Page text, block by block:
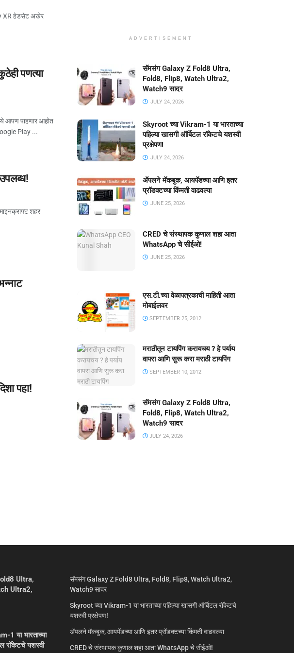
XR हेडसेट अखेर
पणत्या
आपण पाहणार आहोत
Play ...
शहर
पहा!
ADVERTISEMENT
सॅमसंग Galaxy Z Fold8 Ultra,
Fold8, Flip8, Watch Ultra2,
Watch9 सादर
JULY 24, 2026
Skyroot च्या Vikram-1 या भारताच्या
पहिल्या खासगी ऑर्बिटल रॉकेटचे यशस्वी
प्रक्षेपण!
JULY 24, 2026
ॲपलने मॅकबुक, आयपॅडच्या आणि इतर
प्रॉडक्टच्या किंमती वाढवल्या
JUNE 25, 2026
CRED चे संस्थापक कुणाल शहा आता
WhatsApp चे सीईओ!
JUNE 25, 2026
एस.टी.च्या वेळापत्रकाची माहिती आता
मोबाईलवर
SEPTEMBER 25, 2012
मराठीतून टायपिंग करायचय ? हे पर्याय
वापरा आणि सुरू करा मराठी टायपिंग
SEPTEMBER 10, 2012
सॅमसंग Galaxy Z Fold8 Ultra,
Fold8, Flip8, Watch Ultra2,
Watch9 सादर
JULY 24, 2026
Ultra,
Ultra2,
1 या भारताच्या
रॉकेटचे यशस्वी
सॅमसंग Galaxy Z Fold8 Ultra, Fold8, Flip8, Watch Ultra2,
Watch9 सादर
Skyroot च्या Vikram-1 या भारताच्या पहिल्या खासगी ऑर्बिटल रॉकेटचे
यशस्वी प्रक्षेपण!
ॲपलने मॅकबुक, आयपॅडच्या आणि इतर प्रॉडक्टच्या किंमती वाढवल्या
CRED चे संस्थापक कुणाल शहा आता WhatsApp चे सीईओ!